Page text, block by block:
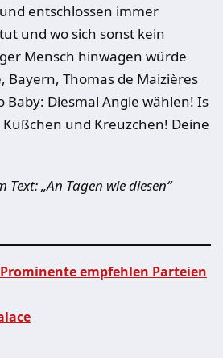
entschlossen immer
und wo sich sonst kein
Mensch hinwagen würde
Bayern, Thomas de Maizières
Baby: Diesmal Angie wählen! Is
Küßchen und Kreuzchen! Deine
„An Tagen wie diesen“
empfehlen Parteien